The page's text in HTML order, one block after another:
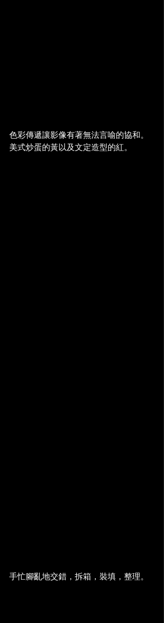
色彩傳遞讓影像有著無法言喻的協和。
美式炒蛋的黃以及文定造型的紅。
手忙腳亂地交錯，拆箱，裝填，整理。